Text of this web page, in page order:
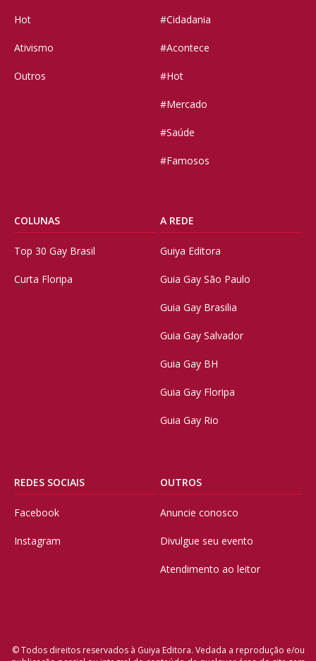
Hot
Ativismo
Outros
#Cidadania
#Acontece
#Hot
#Mercado
#Saúde
#Famosos
COLUNAS
Top 30 Gay Brasil
Curta Floripa
A REDE
Guiya Editora
Guia Gay São Paulo
Guia Gay Brasilia
Guia Gay Salvador
Guia Gay BH
Guia Gay Floripa
Guia Gay Rio
REDES SOCIAIS
Facebook
Instagram
OUTROS
Anuncie conosco
Divulgue seu evento
Atendimento ao leitor
© Todos direitos reservados à Guiya Editora. Vedada a reprodução e/ou